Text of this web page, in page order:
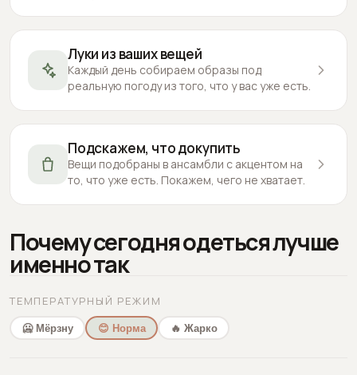
Луки из ваших вещей
Каждый день собираем образы под
реальную погоду из того, что у вас уже есть.
Подскажем, что докупить
Вещи подобраны в ансамбли с акцентом на
то, что уже есть. Покажем, чего не хватает.
Почему сегодня одеться лучше
именно так
ТЕМПЕРАТУРНЫЙ РЕЖИМ
🥶 Мёрзну 😊 Норма 🔥 Жарко